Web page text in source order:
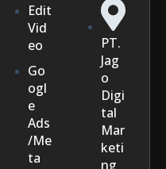
Edit
Vid
eo
Go
ogl
e
Ads
/Me
ta
PT.
Jag
o
Digi
tal
Mar
keti
ng